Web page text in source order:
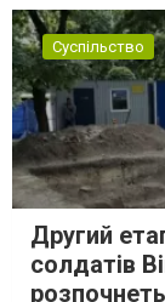
Суспільство
Другий
солдатів